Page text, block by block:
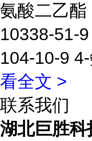
氨酸二乙酯
10338-51-
104-10-9
看全文 >
联系我们
湖北巨胜科